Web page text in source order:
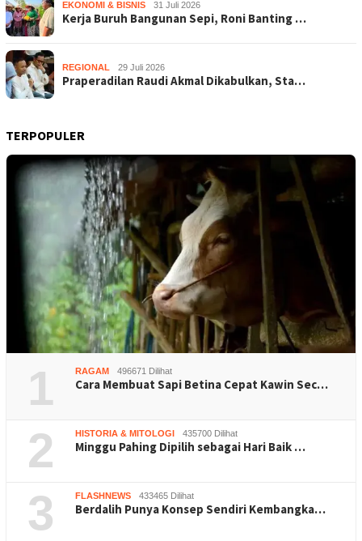
EKONOMI & BISNIS 31 Juli 2026
Kerja Buruh Bangunan Sepi, Roni Banting …
REGIONAL 29 Juli 2026
Praperadilan Raudi Akmal Dikabulkan, Sta…
TERPOPULER
1 RAGAM 496671 Dilihat
Cara Membuat Sapi Betina Cepat Kawin Sec…
2 HISTORIA & MITOLOGI 435700 Dilihat
Minggu Pahing Dipilih sebagai Hari Baik …
3 FLASHNEWS 433465 Dilihat
Berdalih Punya Konsep Sendiri Kembangka…